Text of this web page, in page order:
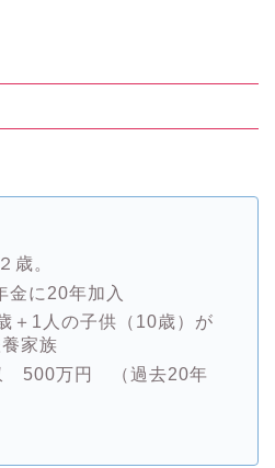
歳。
金に20年加入
＋1人の子供（10歳）が
家族
500万円 （過去20年